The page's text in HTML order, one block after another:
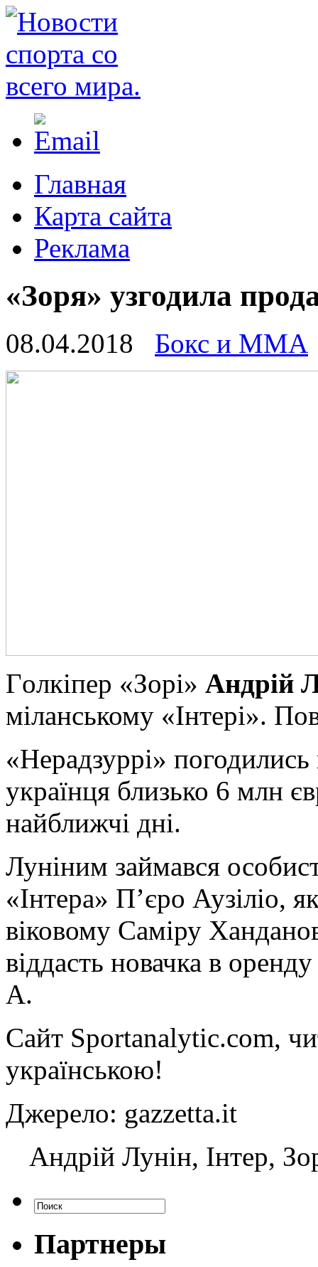
Главная
Карта сайта
Реклама
«Зоря» узгодила
08.04.2018 Бокс и ММА
Гoлкіпeр «Зорі» Андрій
міланському «Інтері».
«Нерадзуррі»
українця близько 6 млн
найближчі дні.
Луніним займався
«Інтера» П’єро Аузіліо,
віковому Саміру
віддасть новачка в оренду
A.
Сайт Sportanalytic.com,
українською!
Джерело: gazzetta.it
Андрій Лунін, Інтер,
Партнеры